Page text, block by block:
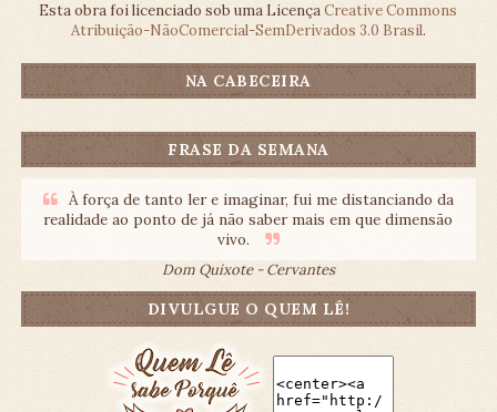
Esta obra foi licenciado sob uma LicençaCreative Commons
Atribuição-NãoComercial-SemDerivados 3.0 Brasil.
NA CABECEIRA
FRASE DA SEMANA
À força de tanto ler e imaginar, fui me distanciando da
realidade ao ponto de já não saber mais em que dimensão
vivo.
Dom Quixote - Cervantes
DIVULGUE O QUEM LÊ!